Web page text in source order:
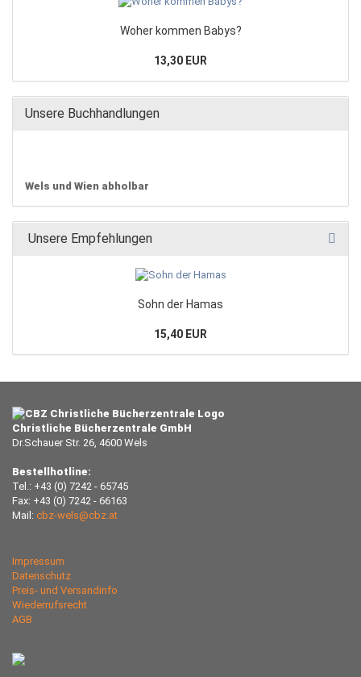
Woher kommen Babys?
13,30 EUR
Unsere Buchhandlungen
Wels und Wien abholbar
Unsere Empfehlungen
Sohn der Hamas
15,40 EUR
Christliche Bücherzentrale GmbH
Dr.Schauer Str. 26, 4600 Wels
Bestellhotline:
Tel.: +43 (0) 7242 - 65745
Fax: +43 (0) 7242 - 66163
Mail: cbz-wels@cbz.at
Impressum
Datenschutz
Preis- und Versandinfo
Wiederrufsrecht
AGB